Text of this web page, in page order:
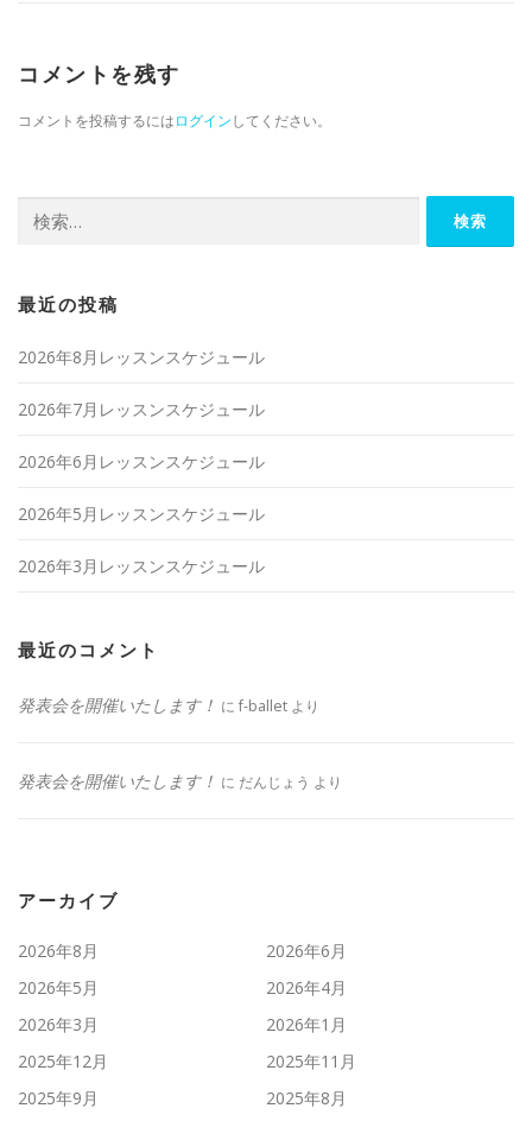
コメントを残す
コメントを投稿するにはログインしてください。
最近の投稿
2026年8月レッスンスケジュール
2026年7月レッスンスケジュール
2026年6月レッスンスケジュール
2026年5月レッスンスケジュール
2026年3月レッスンスケジュール
最近のコメント
発表会を開催いたします！ に f-ballet より
発表会を開催いたします！ に だんじょう より
アーカイブ
2026年8月
2026年6月
2026年5月
2026年4月
2026年3月
2026年1月
2025年12月
2025年11月
2025年9月
2025年8月